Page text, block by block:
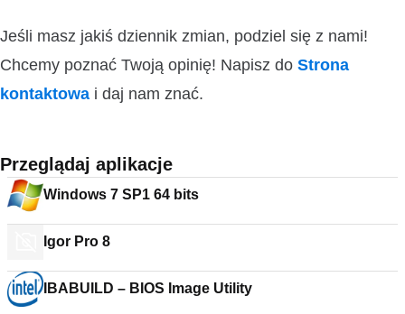
Jeśli masz jakiś dziennik zmian, podziel się z nami!
Chcemy poznać Twoją opinię! Napisz do Strona
kontaktowa i daj nam znać.
Przeglądaj aplikacje
Windows 7 SP1 64 bits
Igor Pro 8
IBABUILD – BIOS Image Utility